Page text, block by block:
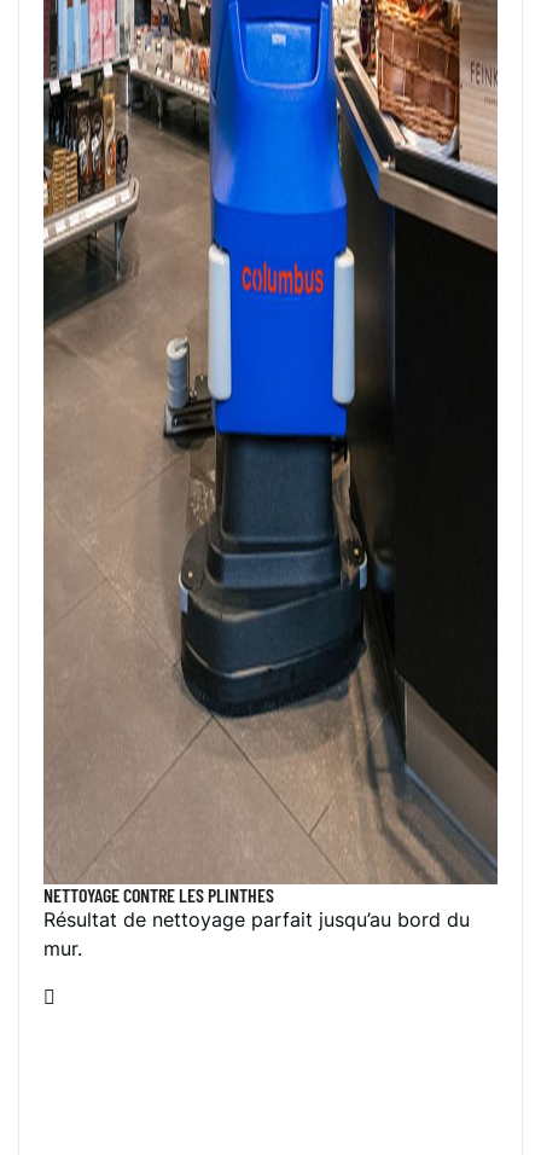
NETTOYAGE CONTRE LES PLINTHES
Résultat de nettoyage parfait jusqu’au bord du
mur.